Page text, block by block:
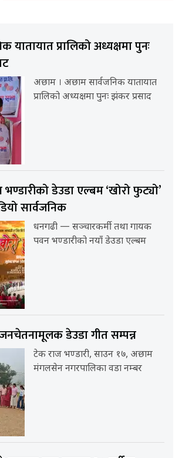
यातायात प्रालिको अध्यक्षमा पुनः
अछाम । अछाम सार्वजनिक यातायात
प्रालिको अध्यक्षमा पुनः झंकर प्रसाद
भण्डारीको डेउडा एल्बम ‘खोरो फुट्यो’
सार्वजनिक
धनगढी — सञ्चारकर्मी तथा गायक
पवन भण्डारीको नयाँ डेउडा एल्बम
डेउडा गीत सम्पन्न
टेक राज भण्डारी, साउन १७, अछाम
मंगलसेन नगरपालिका वडा नम्बर